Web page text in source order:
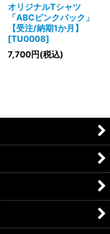
オリジナルTシャツ
「ABCピンクバック」
【受注/納期1か月】
[TU0008]
7,700円(税込)